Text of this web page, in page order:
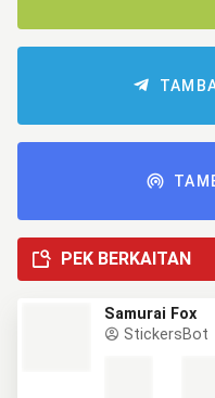
PEK BERKAITAN
Samurai Fox
StickersBot